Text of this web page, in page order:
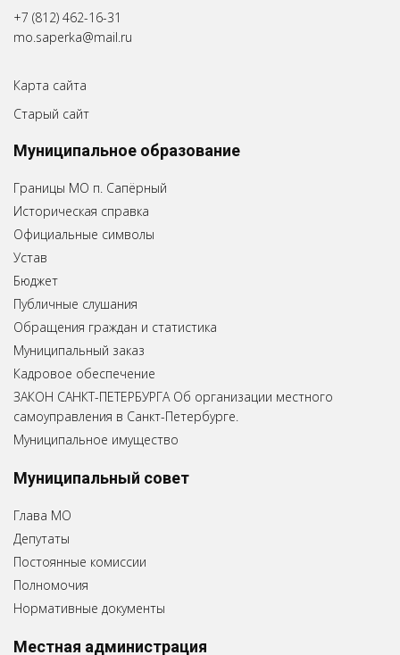
+7 (812) 462-16-31
mo.saperka@mail.ru
Карта сайта
Старый сайт
Муниципальное образование
Границы МО п. Сапёрный
Историческая справка
Официальные символы
Устав
Бюджет
Публичные слушания
Обращения граждан и статистика
Муниципальный заказ
Кадровое обеспечение
ЗАКОН САНКТ-ПЕТЕРБУРГА Об организации местного
самоуправления в Санкт-Петербурге.
Муниципальное имущество
Муниципальный совет
Глава МО
Депутаты
Постоянные комиссии
Полномочия
Нормативные документы
Местная администрация